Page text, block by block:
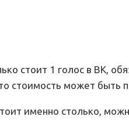
стоит 1 голос в ВК,
стоимость может быть
именно столько,